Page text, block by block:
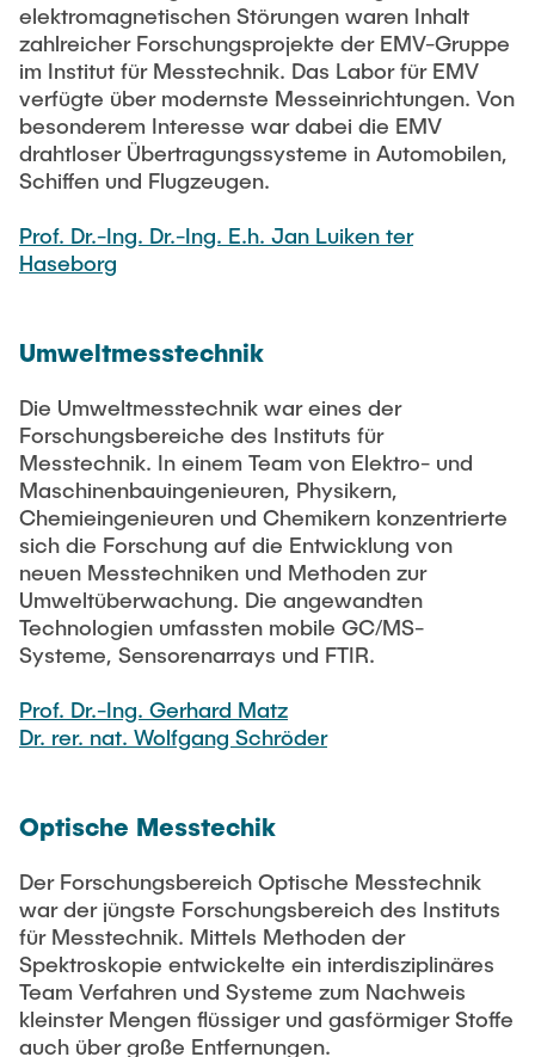
elektromagnetischen Störungen waren Inhalt
zahlreicher Forschungsprojekte der EMV-Gruppe
im Institut für Messtechnik. Das Labor für EMV
verfügte über modernste Messeinrichtungen. Von
besonderem Interesse war dabei die EMV
drahtloser Übertragungssysteme in Automobilen,
Schiffen und Flugzeugen.
Prof. Dr.-Ing. Dr.-Ing. E.h. Jan Luiken ter
Haseborg
Umweltmesstechnik
Die Umweltmesstechnik war eines der
Forschungsbereiche des Instituts für
Messtechnik. In einem Team von Elektro- und
Maschinenbauingenieuren, Physikern,
Chemieingenieuren und Chemikern konzentrierte
sich die Forschung auf die Entwicklung von
neuen Messtechniken und Methoden zur
Umweltüberwachung. Die angewandten
Technologien umfassten mobile GC/MS-
Systeme, Sensorenarrays und FTIR.
Prof. Dr.-Ing. Gerhard Matz
Dr. rer. nat. Wolfgang Schröder
Optische Messtechik
Der Forschungsbereich Optische Messtechnik
war der jüngste Forschungsbereich des Instituts
für Messtechnik. Mittels Methoden der
Spektroskopie entwickelte ein interdisziplinäres
Team Verfahren und Systeme zum Nachweis
kleinster Mengen flüssiger und gasförmiger Stoffe
auch über große Entfernungen.